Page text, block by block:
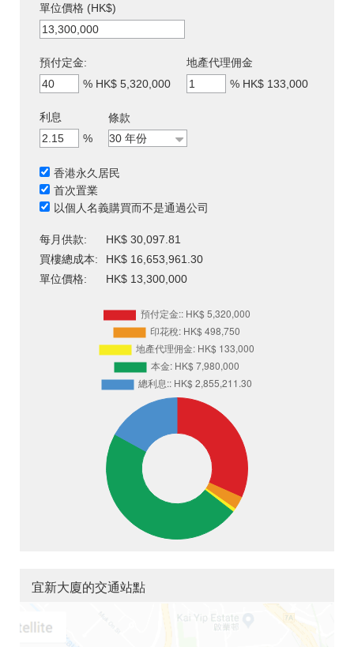
單位價格 (HK$)
預付定金:
% HK$ 5,320,000
地產代理佣金
% HK$ 133,000
利息
%
條款
香港永久居民
首次置業
以個人名義購買而不是通過公司
每月供款:
HK$ 30,097.81
買樓總成本:
HK$ 16,653,961.30
單位價格:
HK$ 13,300,000
宜新大廈的交通站點